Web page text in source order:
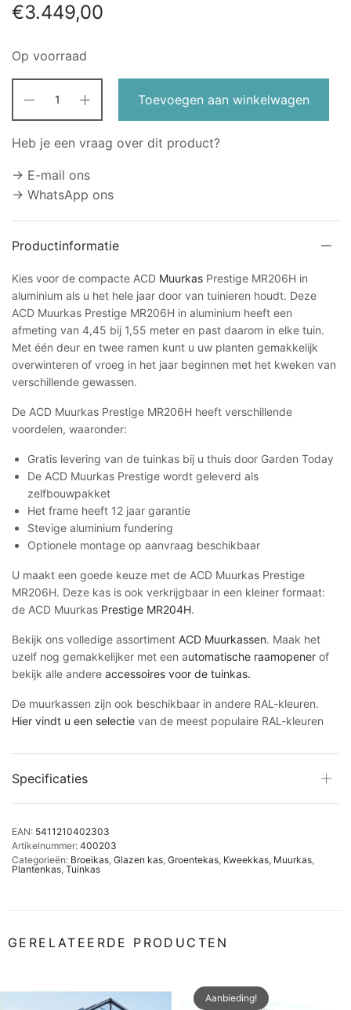
€3.449,00
Op voorraad
Toevoegen aan winkelwagen
Heb je een vraag over dit product?
→ E-mail ons
→ WhatsApp ons
Productinformatie
Kies voor de compacte ACD Muurkas Prestige MR206H in
aluminium als u het hele jaar door van tuinieren houdt. Deze
ACD Muurkas Prestige MR206H in aluminium heeft een
afmeting van 4,45 bij 1,55 meter en past daarom in elke tuin.
Met één deur en twee ramen kunt u uw planten gemakkelijk
overwinteren of vroeg in het jaar beginnen met het kweken van
verschillende gewassen.
De ACD Muurkas Prestige MR206H heeft verschillende
voordelen, waaronder:
Gratis levering van de tuinkas bij u thuis door Garden Today
De ACD Muurkas Prestige wordt geleverd als
zelfbouwpakket
Het frame heeft 12 jaar garantie
Stevige aluminium fundering
Optionele montage op aanvraag beschikbaar
U maakt een goede keuze met de ACD Muurkas Prestige
MR206H. Deze kas is ook verkrijgbaar in een kleiner formaat:
de ACD Muurkas Prestige MR204H.
Bekijk ons volledige assortimentACD Muurkassen. Maak het
uzelf nog gemakkelijker met een automatische raamopener of
bekijk alle andereaccessoires voor de tuinkas.
De muurkassen zijn ook beschikbaar in andere RAL-kleuren.
Hier vindt u een selectie van de meest populaire RAL-kleuren
Specificaties
EAN: 5411210402303
Artikelnummer: 400203
Categorieën: Broeikas, Glazen kas, Groentekas, Kweekkas, Muurkas,
Plantenkas, Tuinkas
GERELATEERDE PRODUCTEN
Aanbieding!